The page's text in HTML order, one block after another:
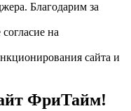
Благодарим за
на
сайта и
ФриТайм!